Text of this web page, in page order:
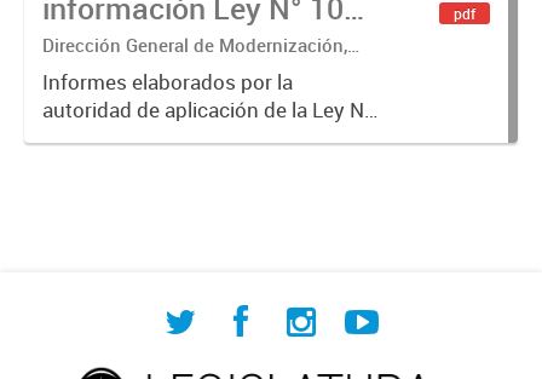
información Ley N° 104 -
Informes
Dirección General de Modernización,
Sustentabilidad y Fortalecimiento
Institucional
Informes elaborados por la
autoridad de aplicación de la Ley N°
104 y modificatoria sobre las
pdf